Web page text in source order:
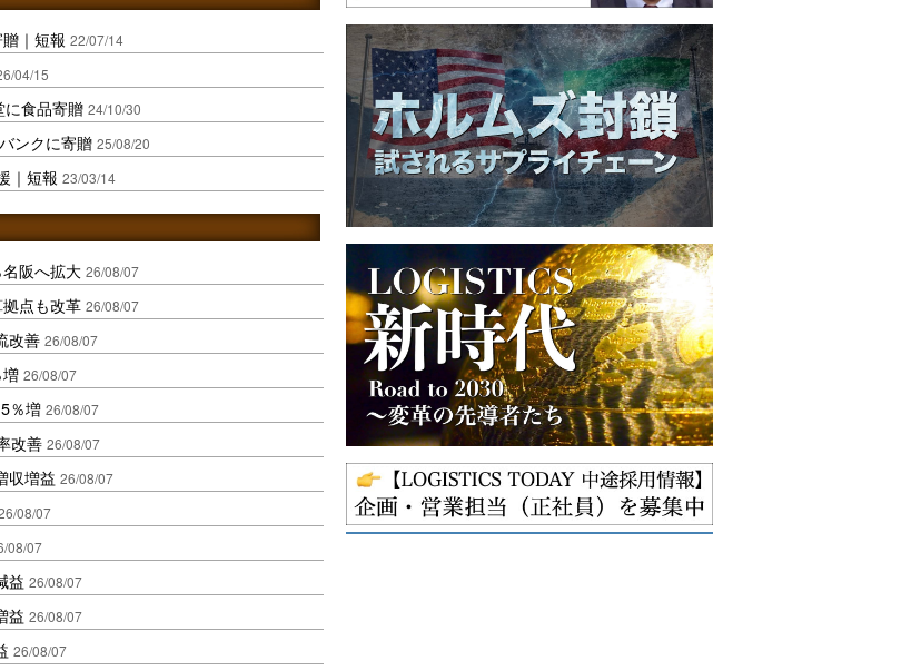
｜短報 22/07/14
04/15
に食品寄贈 24/10/30
ンクに寄贈 25/08/20
｜短報 23/03/14
阪へ拡大 26/08/07
点も改革 26/08/07
改善 26/08/07
26/08/07
％増 26/08/07
改善 26/08/07
収増益 26/08/07
08/07
08/07
益 26/08/07
益 26/08/07
26/08/07